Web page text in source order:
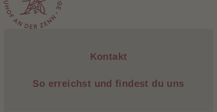
Kontakt
So erreichst und findest du uns